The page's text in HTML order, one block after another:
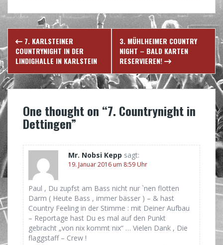
Post
navigation
7. KARLSTEINER
COUNTRYNIGHT IN DER
LINDIGHALLE IN KARLSTEIN
3. MÜHLHEIMER COUNTRY
NIGHT – BALD KARTEN
RESERVIEREN!
One thought on “7. Countrynight in
Dettingen”
Mr. Nobsi Kepp sagt:
19. Januar 2016 um 8:59 Uhr
Paul , Du zupfst am Bass nicht nur `nen flotten
Darm ( Heute Bass , immer bässer ) – & hast
Country Feeling in der Stimme : mit Deiner Aufbau
– Reportage hast Du es mal auf den Punkt
gebracht „von nix kommt nix“ … Vielen Dank , Die
flaggstaff – Crew !